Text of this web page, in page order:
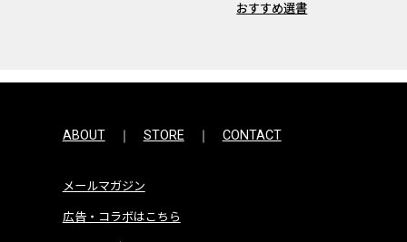
おすすめ選書
ABOUT STORE CONTACT
メールマガジン
広告・コラボはこちら